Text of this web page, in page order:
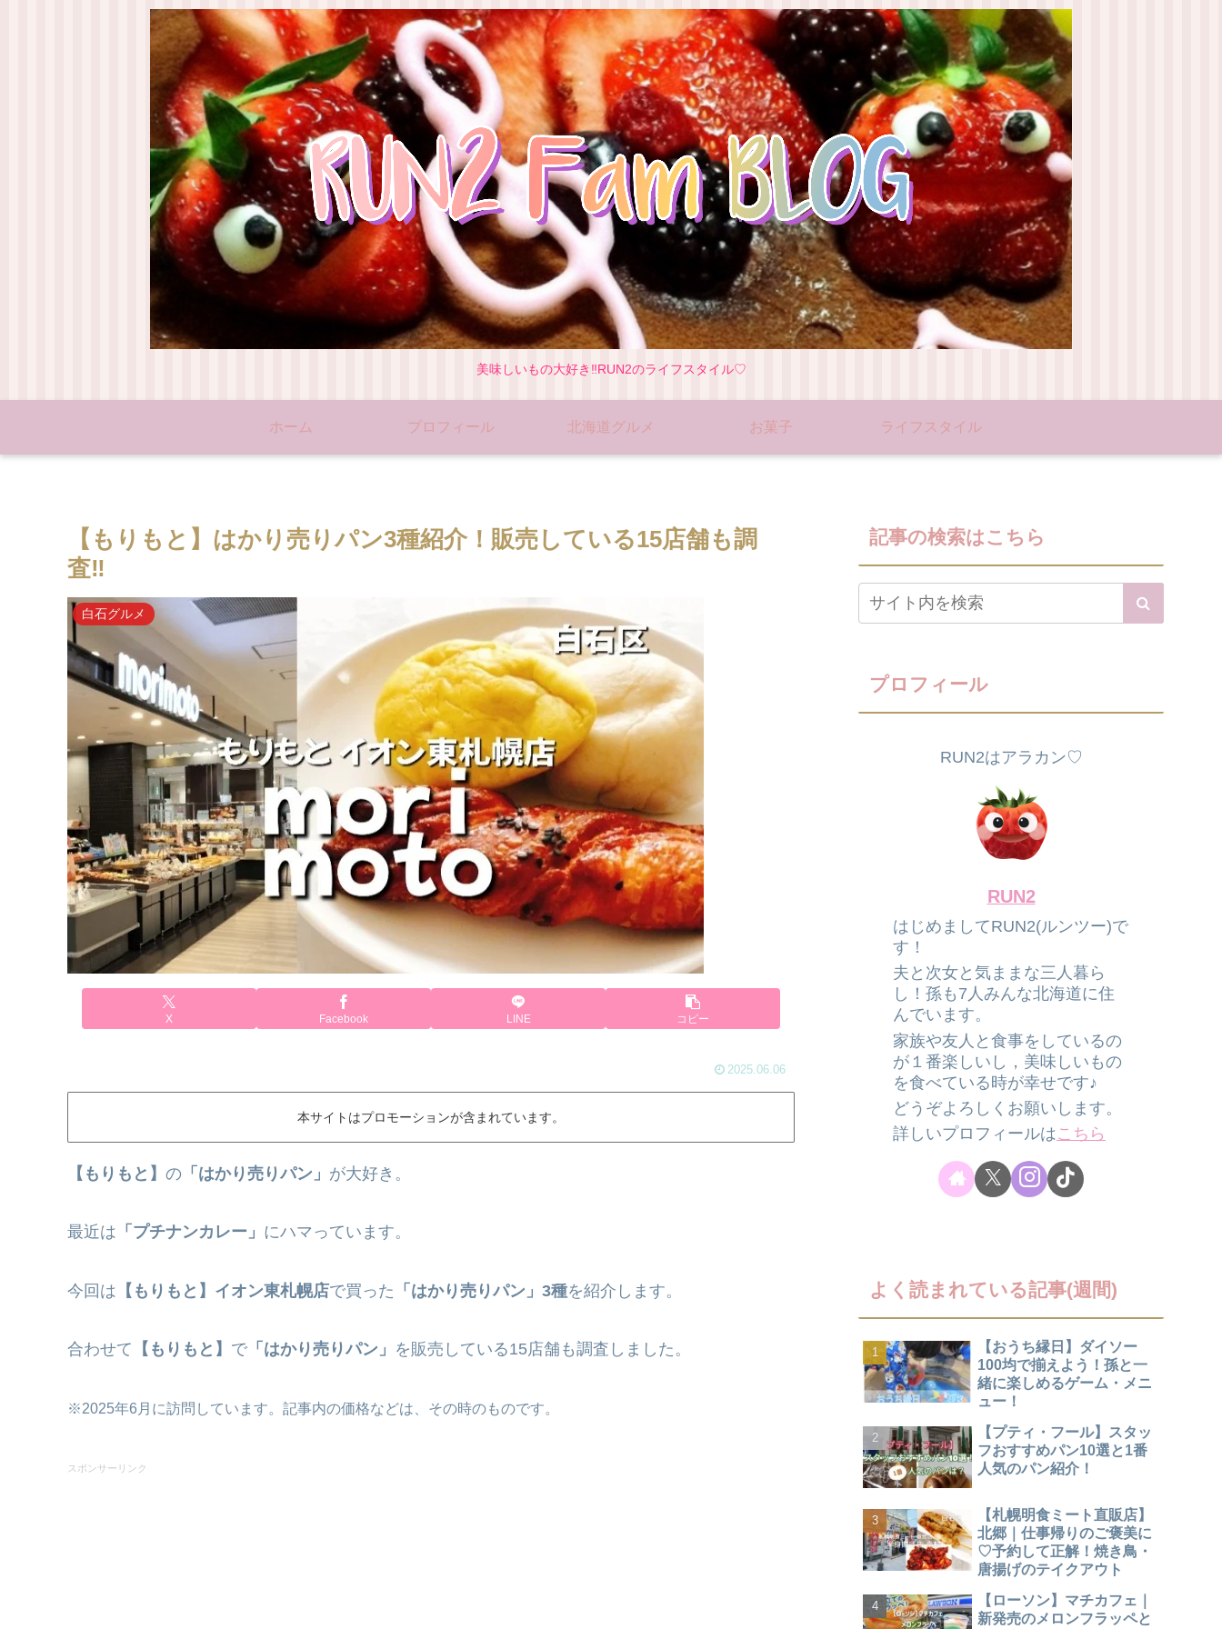
美味しいもの大好き‼RUN2のライフスタイル♡
ホーム プロフィール 北海道グルメ お菓子 ライフスタイル
【もりもと】はかり売りパン3種紹介！販売している15店舗も調
査‼
白石グルメ
X Facebook LINE コピー
2025.06.06
本サイトはプロモーションが含まれています。
【もりもと】 の 「はかり売りパン」 が大好き。
最近は 「プチナンカレー」 にハマっています。
今回は 【もりもと】イオン東札幌店で買った 「はかり売りパン」3種を紹介します。
合わせて 【もりもと】 で 「はかり売りパン」 を販売している15店舗も調査しました。
※2025年6月に訪問しています。記事内の価格などは、その時のものです。
スポンサーリンク
記事の検索はこちら
プロフィール
RUN2はアラカン♡
RUN2
はじめましてRUN2(ルンツー)で
す！
夫と次女と気ままな三人暮ら
し！孫も7人みんな北海道に住
んでいます。
家族や友人と食事をしているの
が１番楽しいし，美味しいもの
を食べている時が幸せです♪
どうぞよろしくお願いします。
詳しいプロフィールはこちら
よく読まれている記事(週間)
【おうち縁日】ダイソー
100均で揃えよう！孫と一
緒に楽しめるゲーム・メニ
ュー！
【プティ・フール】スタッ
フおすすめパン10選と1番
人気のパン紹介！
【札幌明食ミート直販店】
北郷｜仕事帰りのご褒美に
♡予約して正解！焼き鳥・
唐揚げのテイクアウト
【ローソン】マチカフェ｜
新発売のメロンフラッペと